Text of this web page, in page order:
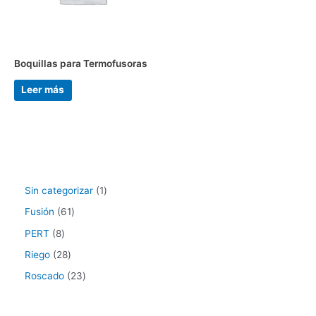
Boquillas para Termofusoras
Leer más
Sin categorizar 1
Fusión 61
PERT 8
Riego 28
Roscado 23